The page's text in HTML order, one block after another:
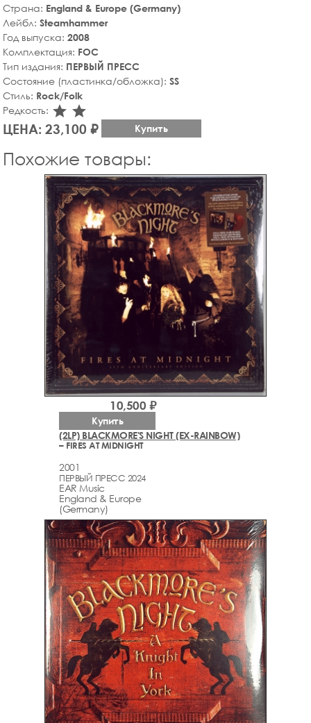
Страна: England & Europe (Germany)
Лейбл: Steamhammer
Год выпуска: 2008
Комплектация: FOC
Тип издания: ПЕРВЫЙ ПРЕСС
Состояние (пластинка/обложка): SS
Стиль: Rock/Folk
Редкость: star_rate
star_rate
ЦЕНА: 23,100 ₽ Купить
Похожие товары:
(2LP) BLACKMORE'S NIGHT (EX-RAINBOW)
– FIRES AT MIDNIGHT
2001
ПЕРВЫЙ ПРЕСС 2024
EAR Music
England & Europe
(Germany)
10,500 ₽
Купить